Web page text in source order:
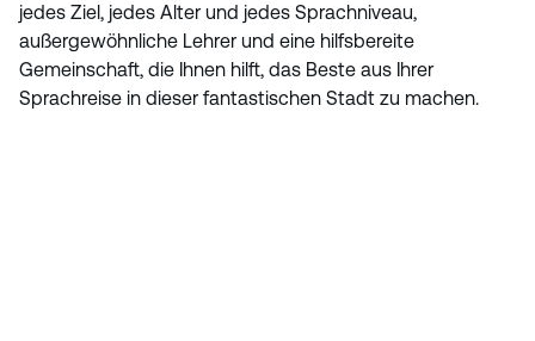
jedes Ziel, jedes Alter und jedes Sprachniveau,
außergewöhnliche Lehrer und eine hilfsbereite
Gemeinschaft, die Ihnen hilft, das Beste aus Ihrer
Sprachreise in dieser fantastischen Stadt zu machen.